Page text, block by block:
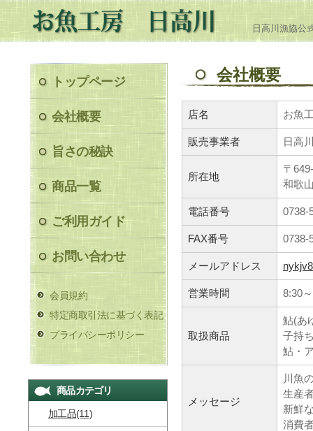
日高川漁協公
トップページ
会社概要
旨さの秘訣
商品一覧
ご利用ガイド
お問い合わせ
会員規約
特定商取引法に基づく表記
プライバシーポリシー
商品カテゴリ
加工品(11)
会社概要
店名 お魚
販売事業者 日高
所在地
〒
和歌
電話番号 0738-
FAX番号 0738-
メールアドレス
営業時間 8:30
取扱商品
鮎(あ
子持
鮎・
メッセージ
川魚
生産
新鮮
消費